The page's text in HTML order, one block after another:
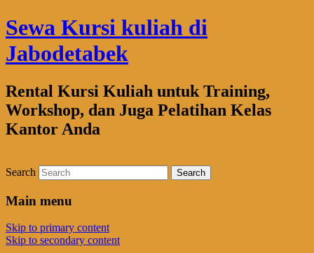
Sewa Kursi kuliah di
Jabodetabek
Rental Kursi Kuliah untuk Training,
Workshop, dan Juga Pelatihan Kelas
Kantor Anda
Search
Main menu
Skip to primary content
Skip to secondary content